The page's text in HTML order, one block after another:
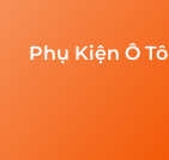
Phụ Kiện Ô Tô